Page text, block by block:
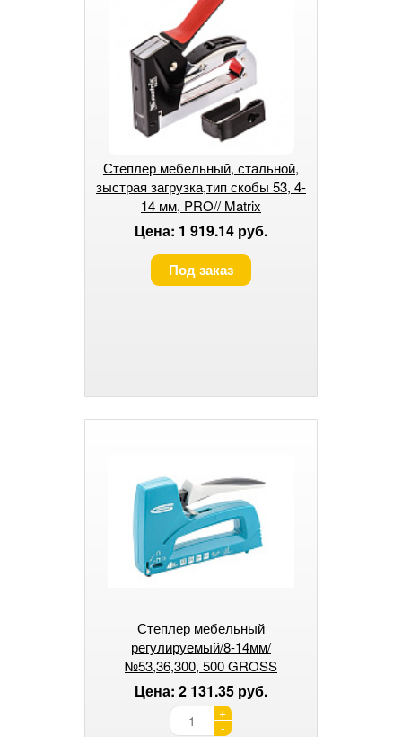
Степлер мебельный, стальной,
зыстрая загрузка,тип скобы 53, 4-
14 мм, PRO// Matrix
Цена: 1 919.14 руб.
Под заказ
Степлер мебельный
регулируемый/8-14мм/
№53,36,300, 500 GROSS
Цена: 2 131.35 руб.
+
-